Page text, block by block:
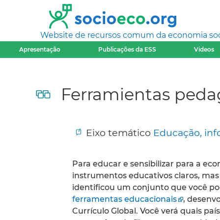
Website de recursos comum da economia
Apresentação Publicações da ESS Videos
Ferramientas
Eixo temático Educação,
Para educar e sensibilizar para a
instrumentos educativos claros,
identificou um conjunto que você
ferramentas educacionais
,
Currículo Global. Você verá quais